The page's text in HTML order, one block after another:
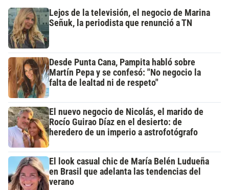
Lejos de la televisión, el negocio de Marina
Señuk, la periodista que renunció a TN
Desde Punta Cana, Pampita habló sobre
Martín Pepa y se confesó: "No negocio la
falta de lealtad ni de respeto"
El nuevo negocio de Nicolás, el marido de
Rocío Guirao Díaz en el desierto: de
heredero de un imperio a astrofotógrafo
El look casual chic de María Belén Ludueña
en Brasil que adelanta las tendencias del
verano